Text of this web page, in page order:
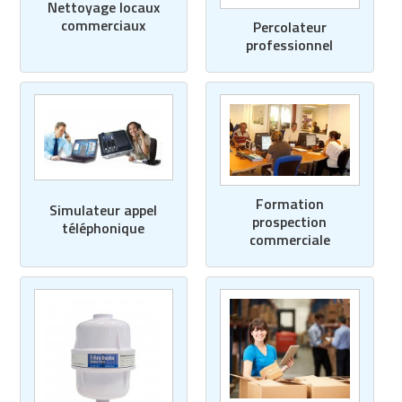
Matériel de musculation
Rôtisserie professionnelle
Sautause professionnelle
Table de cuisson professionnelle
Tables de préparation réfrigérées
Vaisselle restaurant
Vitrines réfrigérées
Nettoyage locaux
commerciaux
Percolateur
professionnel
Simulateur appel
téléphonique
Formation
prospection
commerciale